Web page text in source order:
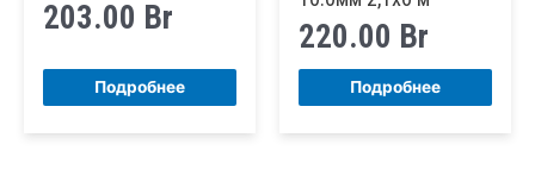
203.00 Br
Подробнее
220.00 Br
Подробнее